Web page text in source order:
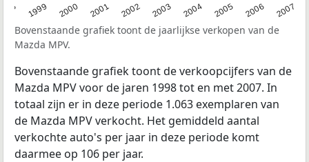
1999 2000 2001 2002 2003 2004 2005 2006 2007
Bovenstaande grafiek toont de jaarlijkse verkopen van de
Mazda MPV.
Bovenstaande grafiek toont de verkoopcijfers van de
Mazda MPV voor de jaren 1998 tot en met 2007. In
totaal zijn er in deze periode 1.063 exemplaren van
de Mazda MPV verkocht. Het gemiddeld aantal
verkochte auto's per jaar in deze periode komt
daarmee op 106 per jaar.